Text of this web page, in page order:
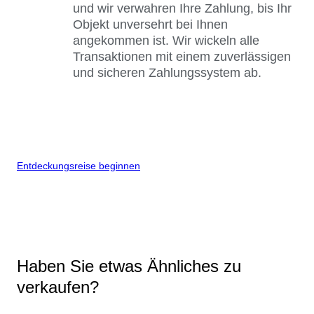
und wir verwahren Ihre Zahlung, bis Ihr
Objekt unversehrt bei Ihnen
angekommen ist. Wir wickeln alle
Transaktionen mit einem zuverlässigen
und sicheren Zahlungssystem ab.
Entdeckungsreise beginnen
Haben Sie etwas Ähnliches zu
verkaufen?